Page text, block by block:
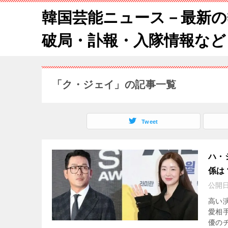
韓国芸能ニュース－最新
破局・訃報・入隊情報な
「ク・ジェイ」の記事一覧
Tweet
ハ・
係は
公開
高い
愛相
優の